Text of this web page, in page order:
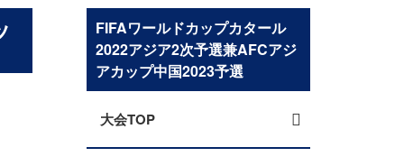
FIFAワールドカップカタール
2022アジア2次予選兼AFCアジ
アカップ中国2023予選
大会TOP